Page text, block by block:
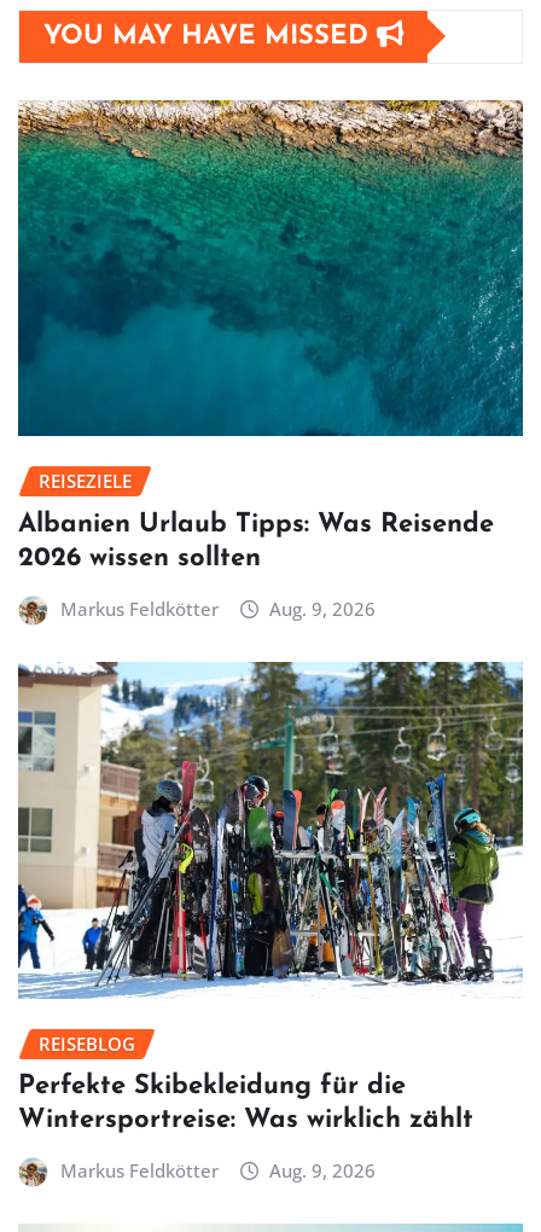
YOU MAY HAVE MISSED
REISEZIELE
Albanien Urlaub Tipps: Was Reisende
2026 wissen sollten
Markus Feldkötter Aug. 9, 2026
REISEBLOG
Perfekte Skibekleidung für die
Wintersportreise: Was wirklich zählt
Markus Feldkötter Aug. 9, 2026